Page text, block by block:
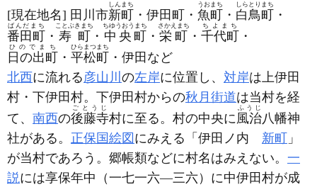
[現在地名] 田川市新町
しんまち
・伊田町・ 魚町
うおまち
・ 白鳥町
しらとりまち
・
番田町
ばんだまち
・ 寿町
ことぶきまち
・ 中央町
ちゆうおうまち
・ 栄町
さかえまち
・ 千代町
ちよまち
・
日の出町
ひのでまち
・ 平松町
ひらまつまち
・伊田など
北西に流れる彦山川 の左岸に位置し、 対岸は上伊田
村・下伊田村。下伊田村からの秋月街道は当村を経
て、 南西の後藤寺
ごとうじ
村に至る。村の中央に風治
ふうじ
八幡神
社がある。 正保国絵図 にみえる「伊田ノ内 新町
」
が当村であろう。郷帳類などに村名はみえない。 一
説には享保年中 （一七一六―三六） に中伊田村が成